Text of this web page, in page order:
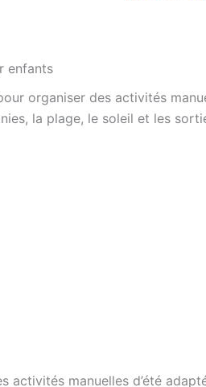
enfants
organiser des activités
la plage, le soleil et les
activités manuelles d’été